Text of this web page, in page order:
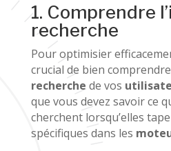
1. Comprendre
recherche
Pour optimisier
crucial de bien comprendre
recherche de vos
que vous devez savoir ce
cherchent lorsqu’elles
spécifiques dans les